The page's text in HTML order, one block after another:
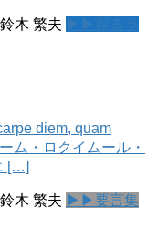
鈴木 繁夫
diem, quam
ム・ロクイムール・
[…]
鈴木 繁夫 ▶▶要言集